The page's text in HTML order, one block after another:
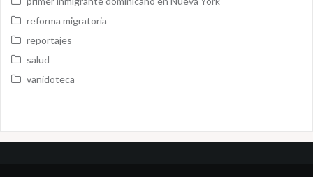
reforma migratoria
reportajes
salud
vanidoteca